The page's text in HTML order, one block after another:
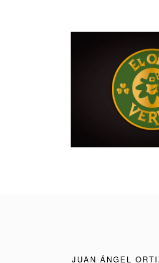
BRANDING
VERDE
DISEÑO
JUAN ÁNGEL